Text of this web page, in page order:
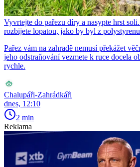
Vyvrtejte do pařezu díry a nasypte hrst
rozbijete lopatou, jako by byl z polystyrenu
Pařez vám na zahradě nemusí překážet
jeho odstraňování vezmete k ruce docela
rychle.
Chalupáři-Zahrádkáři
dnes, 12:10
2 min
Reklama